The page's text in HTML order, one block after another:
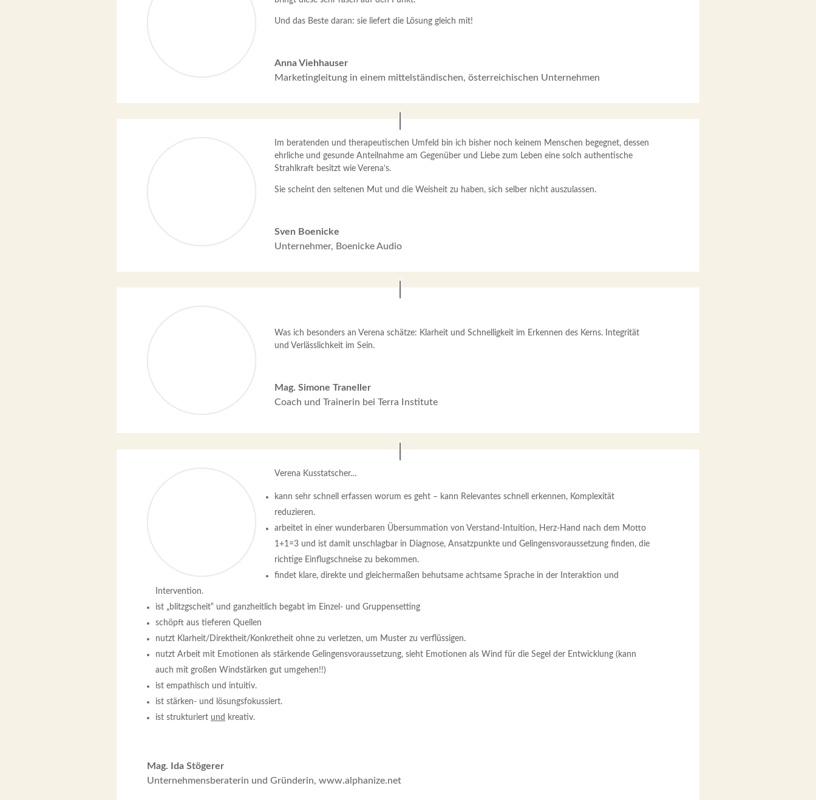
Und das Beste daran: sie liefert die Lösung gleich mit!
Anna Viehhauser
Marketingleitung in einem mittelständischen, österreichischen Unternehmen
Im beratenden und therapeutischen Umfeld bin ich bisher noch keinem Menschen begegnet, dessen
ehrliche und gesunde Anteilnahme am Gegenüber und Liebe zum Leben eine solch authentische
Strahlkraft besitzt wie Verena’s.
Sie scheint den seltenen Mut und die Weisheit zu haben, sich selber nicht auszulassen.
Sven Boenicke
Unternehmer, Boenicke Audio
Was ich besonders an Verena schätze: Klarheit und Schnelligkeit im Erkennen des Kerns. Integrität
und Verlässlichkeit im Sein.
Mag. Simone Traneller
Coach und Trainerin bei Terra Institute
Verena Kusstatscher…
kann sehr schnell erfassen worum es geht – kann Relevantes schnell erkennen, Komplexität
reduzieren.
arbeitet in einer wunderbaren Übersummation von Verstand-Intuition, Herz-Hand nach dem Motto
1+1=3 und ist damit unschlagbar in Diagnose, Ansatzpunkte und Gelingensvoraussetzung finden, die
richtige Einflugschneise zu bekommen.
findet klare, direkte und gleichermaßen behutsame achtsame Sprache in der Interaktion und
Intervention.
ist „blitzgscheit“ und ganzheitlich begabt im Einzel- und Gruppensetting
schöpft aus tieferen Quellen
nutzt Klarheit/Direktheit/Konkretheit ohne zu verletzen, um Muster zu verflüssigen.
nutzt Arbeit mit Emotionen als stärkende Gelingensvoraussetzung, sieht Emotionen als Wind für die Segel der Entwicklung (kann
auch mit großen Windstärken gut umgehen!!)
ist empathisch und intuitiv.
ist stärken- und lösungsfokussiert.
ist strukturiert und kreativ.
Mag. Ida Stögerer
Unternehmensberaterin und Gründerin, www.alphanize.net